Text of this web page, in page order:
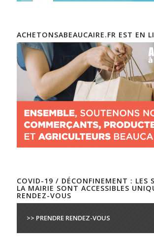
ACHETONSABEAUCAIRE.FR EST EN
COVID-19 / DÉCONFINEMENT : LES
LA MAIRIE SONT ACCESSIBLES
RENDEZ-VOUS
>> PRENDRE RENDEZ-VOUS